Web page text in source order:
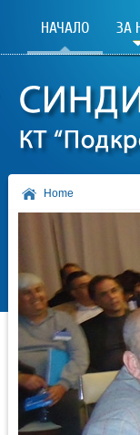
НАЧАЛО ЗА
Home